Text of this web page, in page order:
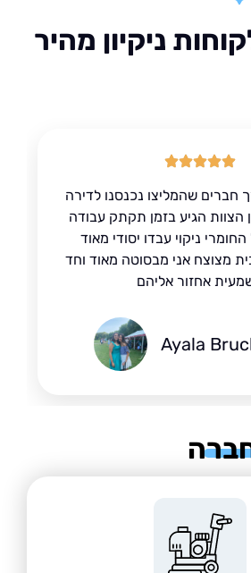
ניקיון מהיר
נכנסנו לדירה
בזמן תקתק עבודה
עבדו יסודי מאוד
אני מבסוטה מאוד וחד
אליהם